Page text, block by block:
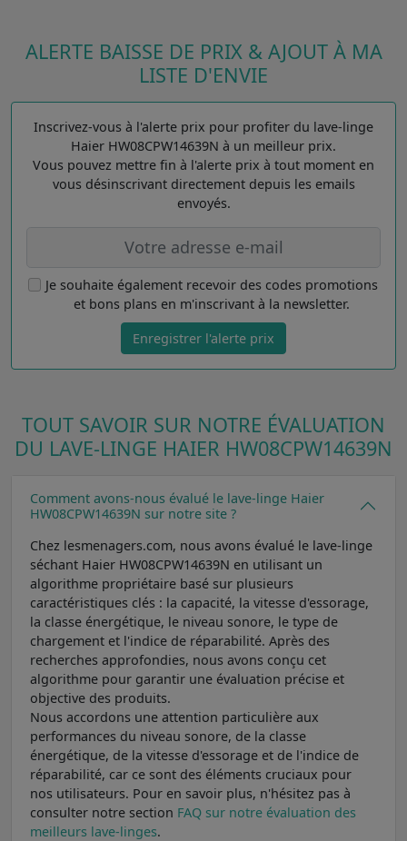
ALERTE BAISSE DE PRIX & AJOUT À MA
LISTE D'ENVIE
Inscrivez-vous à l'alerte prix pour profiter du lave-linge
Haier HW08CPW14639N à un meilleur prix.
Vous pouvez mettre fin à l'alerte prix à tout moment en
vous désinscrivant directement depuis les emails
envoyés.
Je souhaite également recevoir des codes promotions
et bons plans en m'inscrivant à la newsletter.
Enregistrer l'alerte prix
TOUT SAVOIR SUR NOTRE ÉVALUATION
DU LAVE-LINGE HAIER HW08CPW14639N
Comment avons-nous évalué le lave-linge Haier
HW08CPW14639N sur notre site ?
Chez lesmenagers.com, nous avons évalué le lave-linge
séchant Haier HW08CPW14639N en utilisant un
algorithme propriétaire basé sur plusieurs
caractéristiques clés : la capacité, la vitesse d'essorage,
la classe énergétique, le niveau sonore, le type de
chargement et l'indice de réparabilité. Après des
recherches approfondies, nous avons conçu cet
algorithme pour garantir une évaluation précise et
objective des produits.
Nous accordons une attention particulière aux
performances du niveau sonore, de la classe
énergétique, de la vitesse d'essorage et de l'indice de
réparabilité, car ce sont des éléments cruciaux pour
nos utilisateurs. Pour en savoir plus, n'hésitez pas à
consulter notre section FAQ sur notre évaluation des
meilleurs lave-linges.